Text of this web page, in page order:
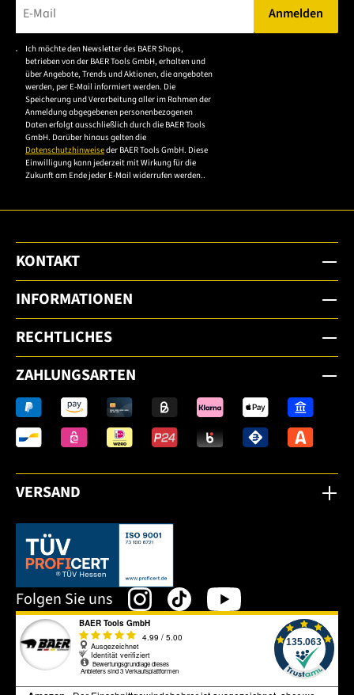
Bitte geben Sie eine gültige E-Mail-Adresse ein.
Anmelden
Ich möchte den Newsletter des BAER Shops,
betrieben von der BAER Tools GmbH, erhalten und
über Angebote, Trends und Aktionen, die angeboten
werden, per E-Mail informiert werden. Die
Speicherung und Verarbeitung aller im Rahmen der
Anmeldung abgegebenen personenbezogenen
Daten erfolgt ausschließlich durch die BAER Tools
GmbH. Darüber hinaus gelten die
Datenschutzhinweiseder BAER Tools GmbH. Diese
Einwilligung kann jederzeit mit Wirkung für die
Zukunft am Ende jeder E-Mail widerrufen werden..
KONTAKT
INFORMATIONEN
RECHTLICHES
ZAHLUNGSARTEN
VERSAND
Dieser Link öffnet sich in einem neuen Tab.
Folgen Sie uns